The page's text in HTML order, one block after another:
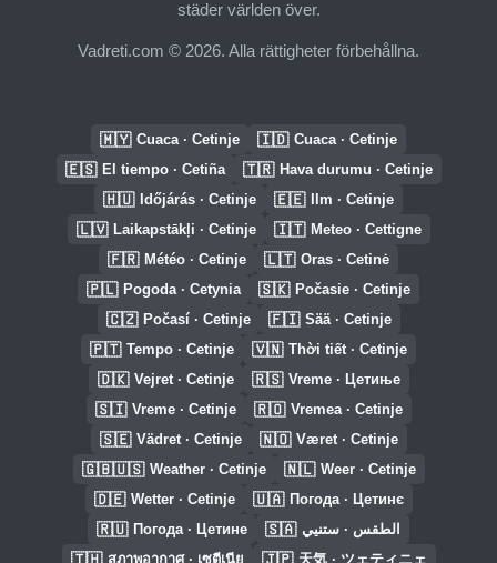
städer världen över.
Vadreti.com © 2026. Alla rättigheter förbehållna.
🇲🇾 Cuaca · Cetinje 🇮🇩 Cuaca · Cetinje
🇪🇸 El tiempo · Cetiña 🇹🇷 Hava durumu · Cetinje
🇭🇺 Időjárás · Cetinje 🇪🇪 Ilm · Cetinje
🇱🇻 Laikapstākļi · Cetinje 🇮🇹 Meteo · Cettigne
🇫🇷 Météo · Cetinje 🇱🇹 Oras · Cetinė
🇵🇱 Pogoda · Cetynia 🇸🇰 Počasie · Cetinje
🇨🇿 Počasí · Cetinje 🇫🇮 Sää · Cetinje
🇵🇹 Tempo · Cetinje 🇻🇳 Thời tiết · Cetinje
🇩🇰 Vejret · Cetinje 🇷🇸 Vreme · Цетиње
🇸🇮 Vreme · Cetinje 🇷🇴 Vremea · Cetinje
🇸🇪 Vädret · Cetinje 🇳🇴 Været · Cetinje
🇬🇧🇺🇸 Weather · Cetinje 🇳🇱 Weer · Cetinje
🇩🇪 Wetter · Cetinje 🇺🇦 Погода · Цетинє
🇷🇺 Погода · Цетине 🇸🇦 الطقس · ستنيي
🇹🇭 สภาพอากาศ · เซตีเนีย 🇯🇵 天気 · ツェティニェ